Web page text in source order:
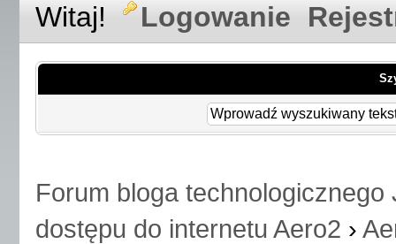
Witaj! Logowanie
Forum bloga technologicznego
dostępu do internetu Aero2 ›